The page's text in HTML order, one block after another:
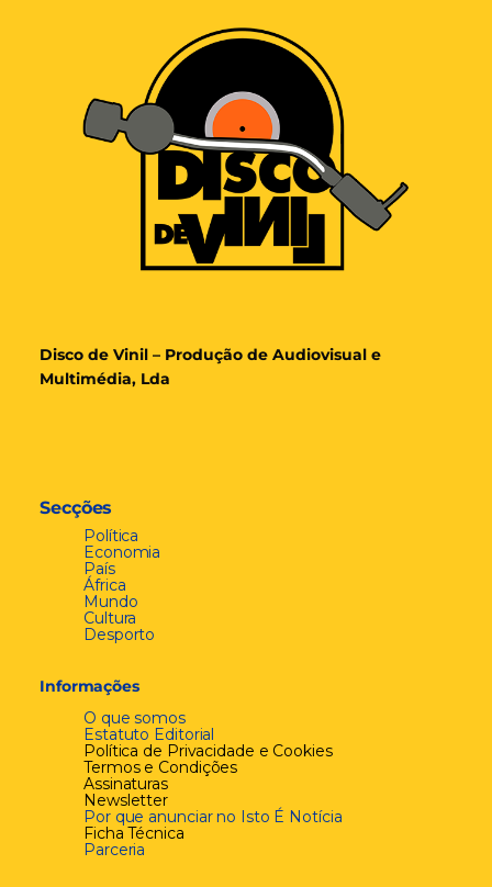
Disco de Vinil – Produção de Audiovisual e
Multimédia, Lda
Secções
Política
Economia
País
África
Mundo
Cultura
Desporto
Informações
O que somos
Estatuto Editorial
Política de Privacidade e Cookies
Termos e Condições
Assinaturas
Newsletter
Por que anunciar no Isto É Notícia
Ficha Técnica
Parceria